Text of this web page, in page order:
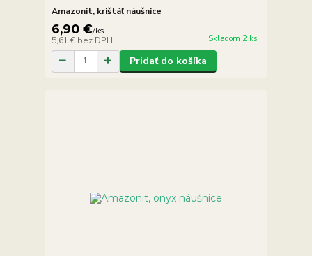
Amazonit, krištáľ náušnice
6,90 €/ks
5,61 € bez DPH Skladom 2 ks
Pridať do košíka